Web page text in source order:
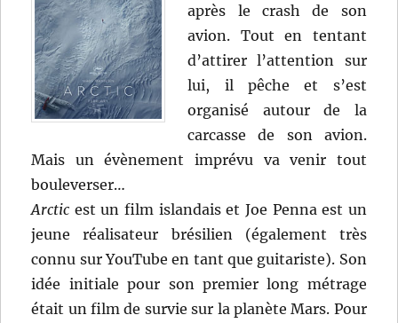
après le crash de son
avion. Tout en tentant
d’attirer l’attention sur
lui, il pêche et s’est
organisé autour de la
carcasse de son avion.
Mais un évènement imprévu va venir tout
bouleverser…
Arctic est un film islandais et Joe Penna est un
jeune réalisateur brésilien (également très
connu sur YouTube en tant que guitariste). Son
idée initiale pour son premier long métrage
était un film de survie sur la planète Mars. Pour